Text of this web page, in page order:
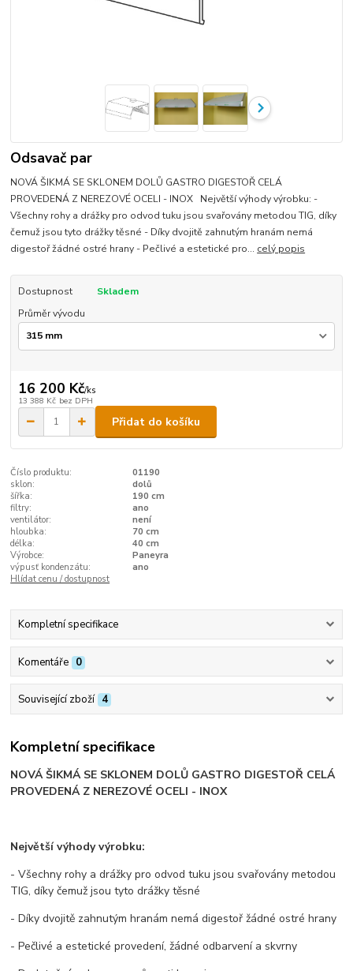
Odsavač par
NOVÁ ŠIKMÁ SE SKLONEM DOLŮ GASTRO DIGESTOŘ CELÁ
PROVEDENÁ Z NEREZOVÉ OCELI - INOX Největší výhody výrobku: -
Všechny rohy a drážky pro odvod tuku jsou svařovány metodou TIG, díky
čemuž jsou tyto drážky těsné - Díky dvojitě zahnutým hranám nemá
digestoř žádné ostré hrany - Pečlivé a estetické pro... celý popis
Dostupnost
Skladem
Průměr vývodu
16 200 Kč/ks
13 388 Kč bez DPH
Přidat do košíku
Číslo produktu:
01190
sklon:
dolů
šířka:
190 cm
filtry:
ano
ventilátor:
není
hloubka:
70 cm
délka:
40 cm
Výrobce:
Paneyra
výpusť kondenzátu:
ano
Hlídat cenu / dostupnost
Kompletní specifikace
Komentáře 0
Související zboží 4
Kompletní specifikace
NOVÁ ŠIKMÁ SE SKLONEM DOLŮ GASTRO DIGESTOŘ CELÁ
PROVEDENÁ Z NEREZOVÉ OCELI - INOX
Největší výhody výrobku:
- Všechny rohy a drážky pro odvod tuku jsou svařovány metodou
TIG, díky čemuž jsou tyto drážky těsné
- Díky dvojitě zahnutým hranám nemá digestoř žádné ostré hrany
- Pečlivé a estetické provedení, žádné odbarvení a skvrny